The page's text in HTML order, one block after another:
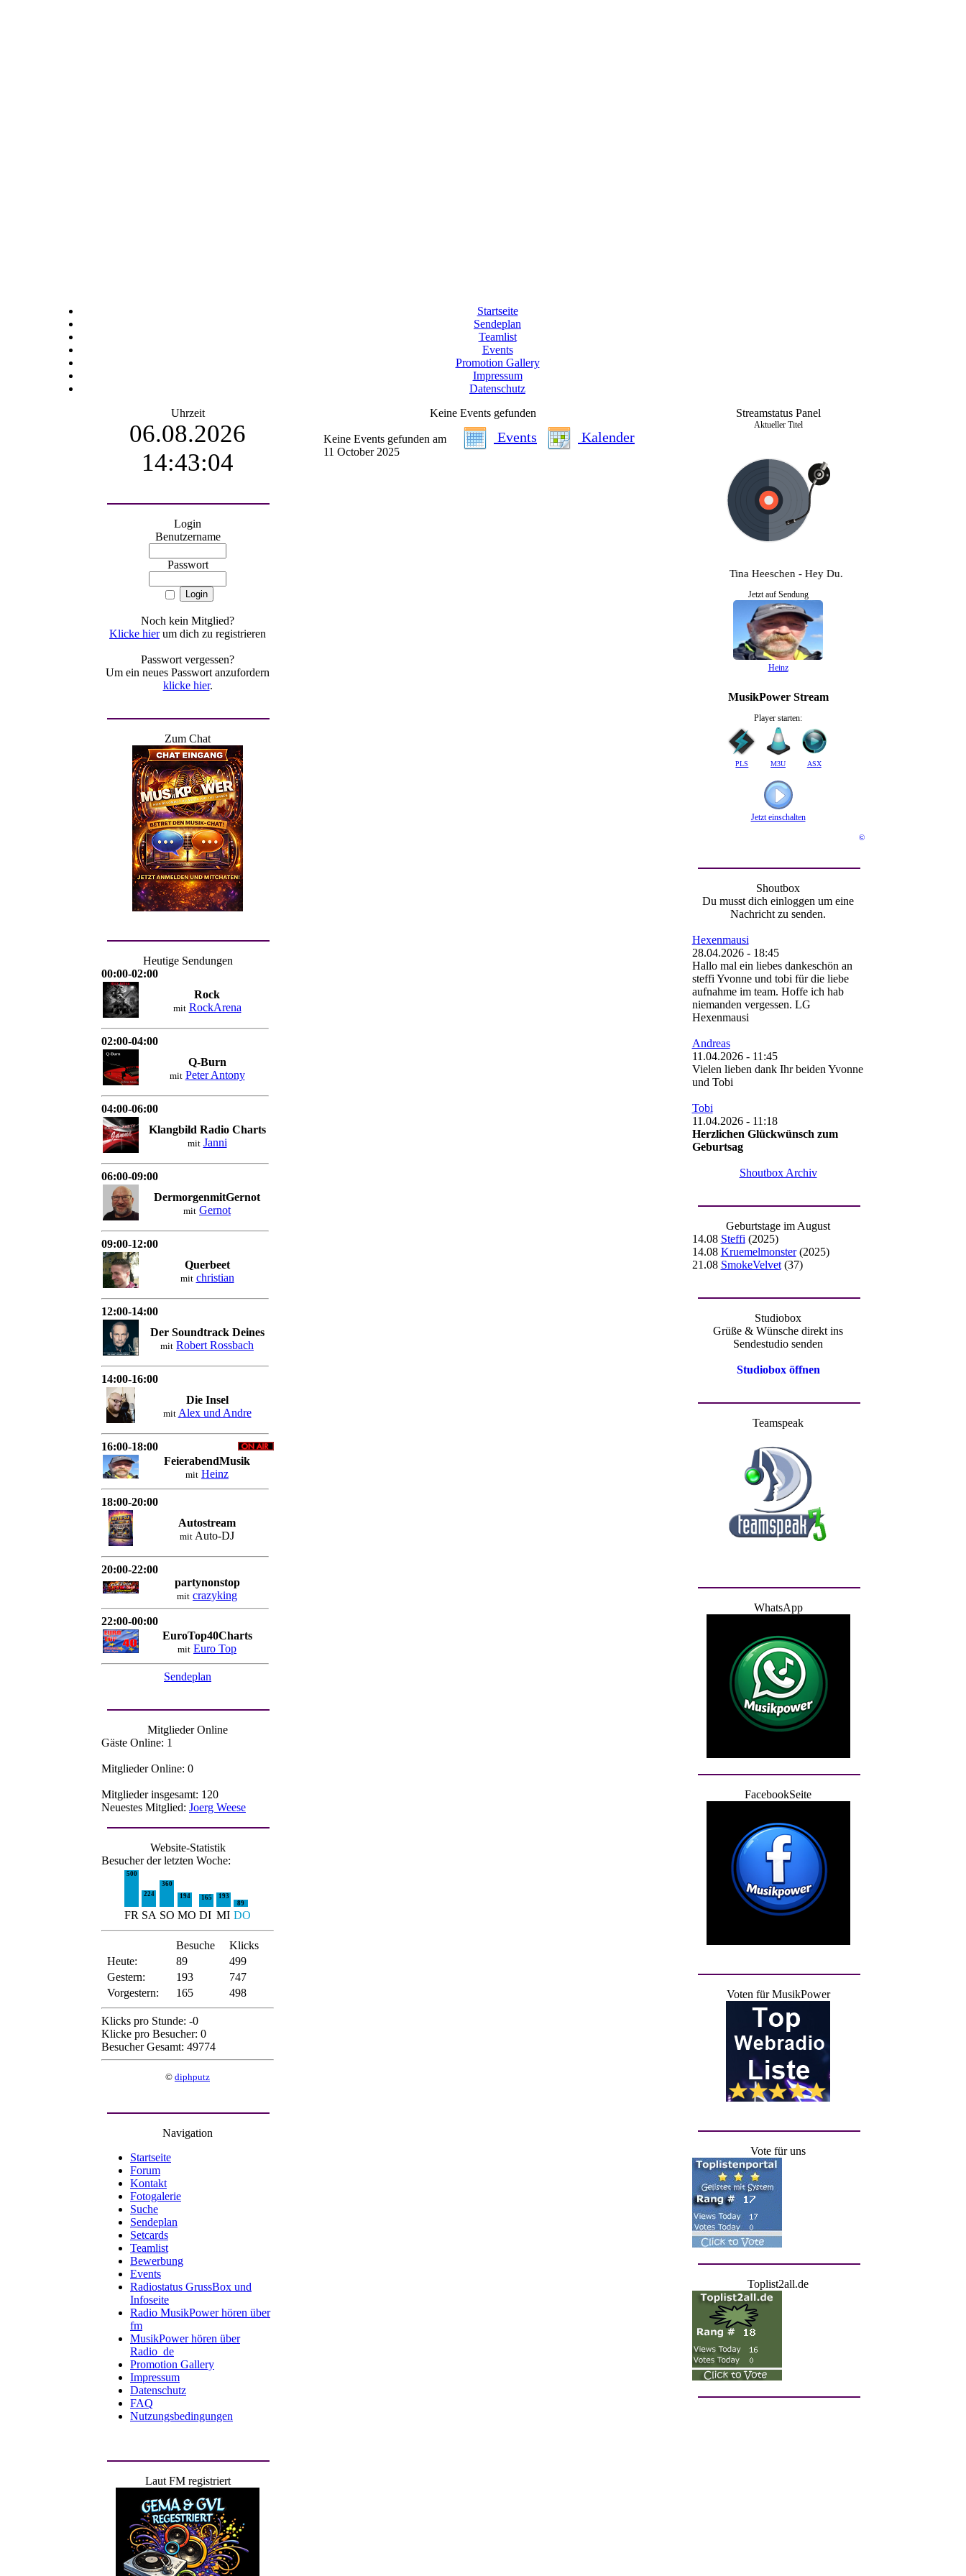
Startseite
Sendeplan
Teamlist
Events
Promotion Gallery
Impressum
Datenschutz
Uhrzeit
06.08.2026
14:43:05
Login
Benutzername
Passwort
Noch kein Mitglied?
Klicke hierum dich zu registrieren
Passwort vergessen?
Um ein neues Passwort anzufordern
klicke hier.
Zum Chat
Heutige Sendungen
00:00-02:00
Rock
mit RockArena
02:00-04:00
Q-Burn
mit Peter Antony
04:00-06:00
Klangbild Radio Charts
mit Janni
06:00-09:00
DermorgenmitGernot
mit Gernot
09:00-12:00
Querbeet
mit christian
12:00-14:00
Der Soundtrack Deines
mit Robert Rossbach
14:00-16:00
Die Insel
mit Alex und Andre
16:00-18:00
FeierabendMusik
mit Heinz
18:00-20:00
Autostream
mit Auto-DJ
20:00-22:00
partynonstop
mit crazyking
22:00-00:00
EuroTop40Charts
mit Euro Top
Sendeplan
Mitglieder Online
Gäste Online: 1
Mitglieder Online: 0
Mitglieder insgesamt: 120
Neuestes Mitglied: Joerg Weese
Website-Statistik
Besucher der letzten Woche:
500
224
360
194
165
193
89
FR SA SO MO DI MI DO
Besuche
Klicks
Heute:
89
499
Gestern:
193
747
Vorgestern:
165 498
Klicks pro Stunde: -0
Klicke pro Besucher: 0
Besucher Gesamt: 49774
© diphputz
Navigation
Startseite
Forum
Kontakt
Fotogalerie
Suche
Sendeplan
Setcards
Teamlist
Bewerbung
Events
Radiostatus GrussBox und
Infoseite
Radio MusikPower hören über
fm
MusikPower hören über
Radio_de
Promotion Gallery
Impressum
Datenschutz
FAQ
Nutzungsbedingungen
Laut FM registriert
Keine Events gefunden
Events Kalender
Keine Events gefunden am
11 October 2025
Streamstatus Panel
Aktueller Titel
Tina Heeschen - Hey Du...
Jetzt auf Sendung
Heinz
MusikPower Stream
Player starten:
PLS M3U ASX
Jetzt einschalten
©
Shoutbox
Du musst dich einloggen um eine
Nachricht zu senden.
Hexenmausi
28.04.2026 - 18:45
Hallo mal ein liebes dankeschön an
steffi Yvonne und tobi für die liebe
aufnahme im team. Hoffe ich hab
niemanden vergessen. LG
Hexenmausi
Andreas
11.04.2026 - 11:45
Vielen lieben dank Ihr beiden Yvonne
und Tobi
Tobi
11.04.2026 - 11:18
Herzlichen Glückwünsch zum
Geburtsag
Shoutbox Archiv
Geburtstage im August
14.08 Steffi (2025)
14.08 Kruemelmonster(2025)
21.08 SmokeVelvet(37)
Studiobox
Grüße & Wünsche direkt ins
Sendestudio senden
Studiobox öffnen
Teamspeak
WhatsApp
FacebookSeite
Voten für MusikPower
Vote für uns
Toplist2all.de